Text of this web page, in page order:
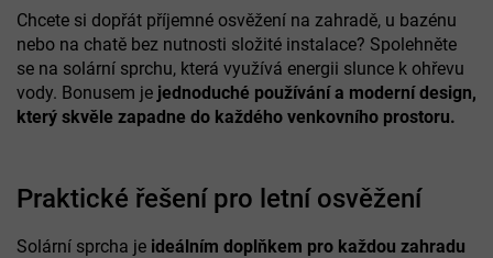
Chcete si dopřát příjemné osvěžení na zahradě, u bazénu
nebo na chatě bez nutnosti složité instalace? Spolehněte
se na solární sprchu, která využívá energii slunce k ohřevu
vody. Bonusem je jednoduché používání a moderní design,
který skvěle zapadne do každého venkovního prostoru.
Praktické řešení pro letní osvěžení
Solární sprcha je ideálním doplňkem pro každou zahradu